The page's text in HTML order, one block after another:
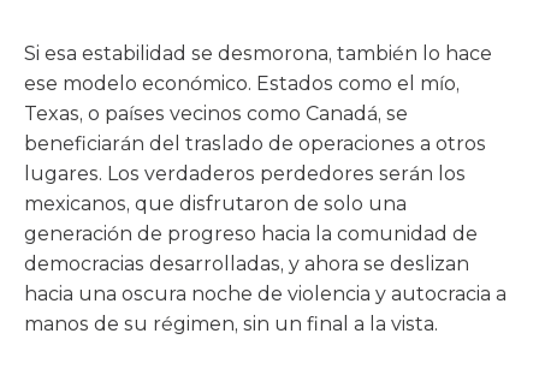
Si esa estabilidad se desmorona, también lo hace
ese modelo económico. Estados como el mío,
Texas, o países vecinos como Canadá, se
beneficiarán del traslado de operaciones a otros
lugares. Los verdaderos perdedores serán los
mexicanos, que disfrutaron de solo una
generación de progreso hacia la comunidad de
democracias desarrolladas, y ahora se deslizan
hacia una oscura noche de violencia y autocracia a
manos de su régimen, sin un final a la vista.